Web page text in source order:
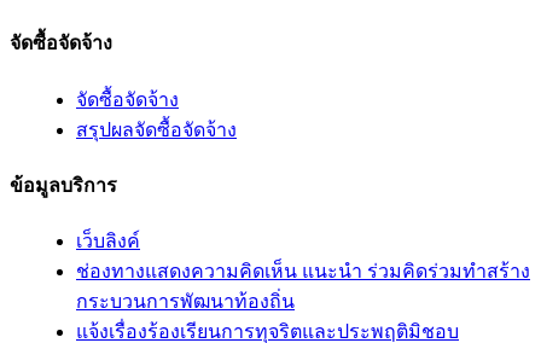
จัดซื้อจัดจ้าง
จัดซื้อจัดจ้าง
สรุปผลจัดซื้อจัดจ้าง
ข้อมูลบริการ
เว็บลิงค์
ช่องทางแสดงความคิดเห็น แนะนำ ร่วมคิดร่วมทำสร้าง
กระบวนการพัฒนาท้องถิ่น
แจ้งเรื่องร้องเรียนการทุจริตและประพฤติมิชอบ